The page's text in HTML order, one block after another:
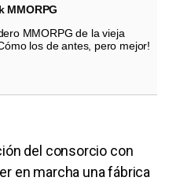
MMORPG
MMORPG de la vieja
los de antes, pero mejor!
del consorcio con
en marcha una fábrica